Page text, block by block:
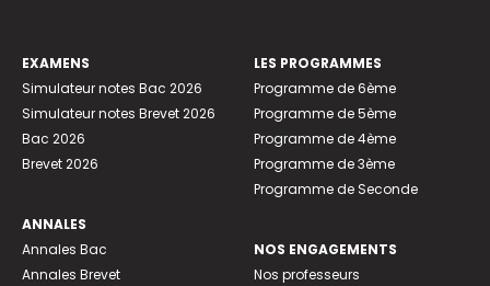
EXAMENS
Simulateur notes Bac 2026
Simulateur notes Brevet 2026
Bac 2026
Brevet 2026
ANNALES
Annales Bac
Annales Brevet
LES PROGRAMMES
Programme de 6ème
Programme de 5ème
Programme de 4ème
Programme de 3ème
Programme de Seconde
NOS ENGAGEMENTS
Nos professeurs